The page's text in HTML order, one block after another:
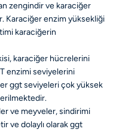
zengindir ve karaciğer
Karaciğer enzim yüksekliği
karaciğerin
karaciğer hücrelerini
enzimi seviyelerini
ggt seviyeleri çok yüksek
ve meyveler, sindirimi
ve dolaylı olarak ggt